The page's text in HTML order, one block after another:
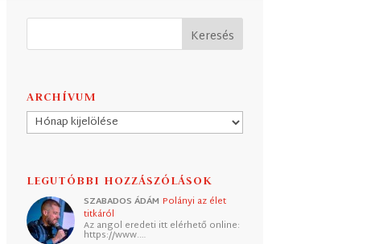
ARCHÍVUM
Archívum
LEGUTÓBBI HOZZÁSZÓLÁSOK
SZABADOS ÁDÁM Polányi az élet
titkáról
Az angol eredeti itt elérhető online:
https://www.…